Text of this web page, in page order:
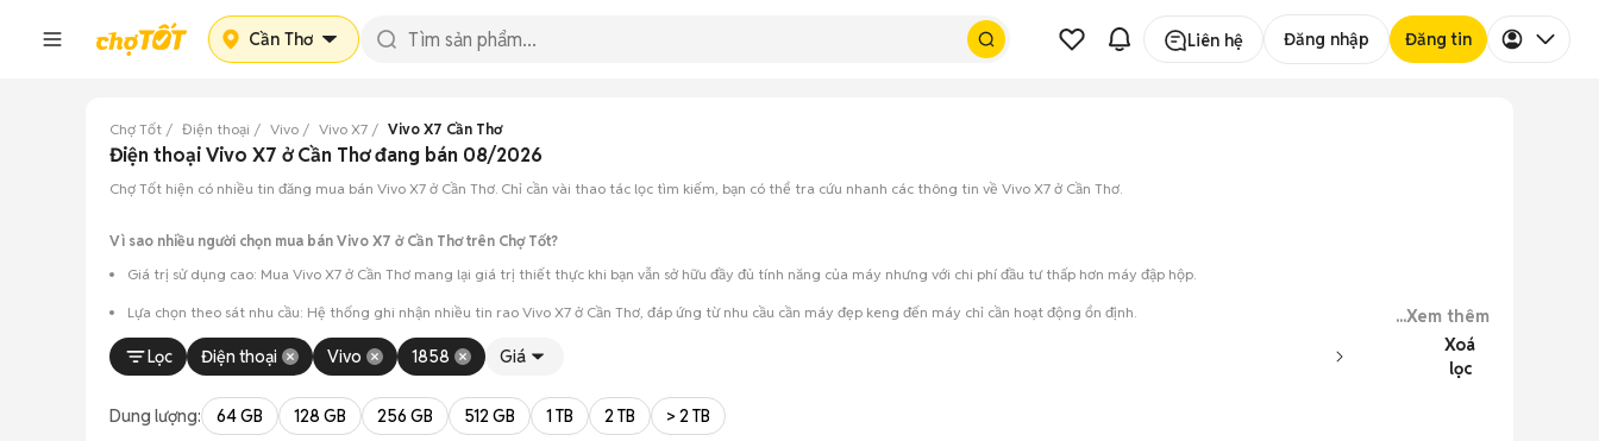
Cần Thơ Liên hệ Đăng nhập Đăng tin
Chợ Tốt Điện thoại Vivo Vivo X7 Vivo X7 Cần Thơ
Điện thoại Vivo X7 ở Cần Thơ đang bán 08/2026
Chợ Tốt hiện có nhiều tin đăng mua bán Vivo X7 ở Cần Thơ. Chỉ cần vài thao tác lọc tìm kiếm, bạn có thể tra cứu nhanh các thông tin về Vivo X7 ở Cần Thơ.
Vì sao nhiều người chọn mua bán Vivo X7 ở Cần Thơ trên Chợ Tốt?
Giá trị sử dụng cao: Mua Vivo X7 ở Cần Thơ mang lại giá trị thiết thực khi bạn vẫn sở hữu đầy đủ tính năng của máy nhưng với chi phí đầu tư thấp hơn máy đập hộp.
Lựa chọn theo sát nhu cầu: Hệ thống ghi nhận nhiều tin rao Vivo X7 ở Cần Thơ, đáp ứng từ nhu cầu cần máy đẹp keng đến máy chỉ cần hoạt động ổn định.
Test máy tại chỗ: Tạo điều kiện để người mua đến tận nơi xem xét cẩn thận, test loa, camera, wifi... để đảm bảo máy không có lỗi phát sinh.
...Xem thêm
Lọc
Điện thoại Vivo 1858 Giá
Xoá
lọc
Dung lượng: 64 GB 128 GB 256 GB 512 GB 1 TB 2 TB > 2 TB